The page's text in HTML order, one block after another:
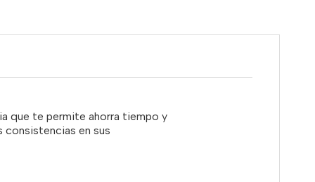
que te permite ahorra tiempo y
en sus